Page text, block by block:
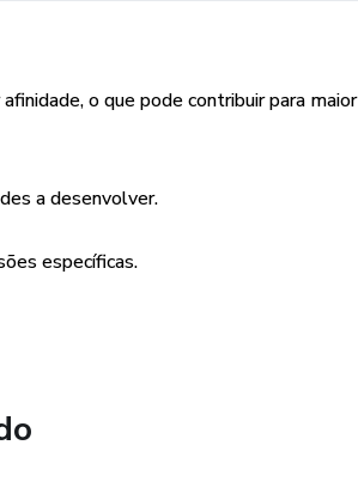
o que pode contribuir para maior
a desenvolver.
específicas.